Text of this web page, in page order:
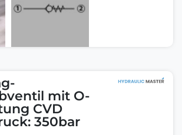
mit O-
CVD
350bar